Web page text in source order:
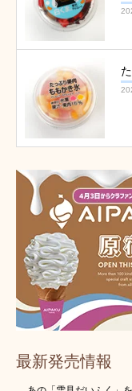
最新発売情報